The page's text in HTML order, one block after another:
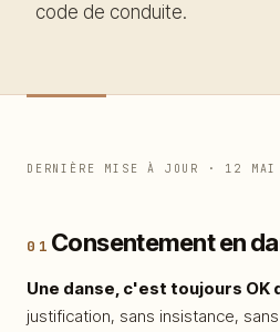
07 Juges
Soirées
code de conduite.
DERNIÈRE MISE À JOUR · 12 MAI
01 Consentement en
Une danse, c'est toujours OK
justification, sans insistance,